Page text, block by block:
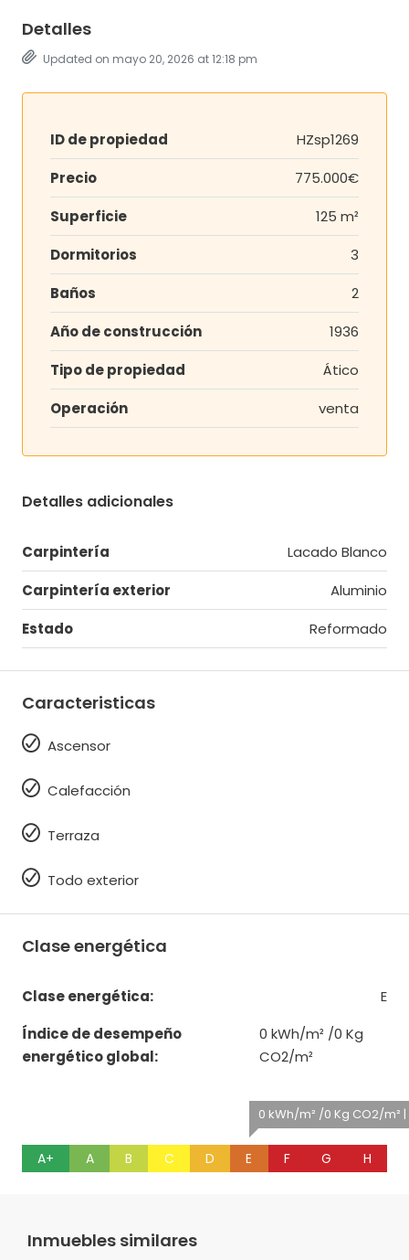
Detalles
Updated on mayo 20, 2026 at 12:18 pm
ID de propiedad
HZsp1269
Precio
775.000€
Superficie
125 m²
Dormitorios
3
Baños
2
Año de construcción
1936
Tipo de propiedad
Ático
Operación
venta
Detalles adicionales
Carpintería
Lacado Blanco
Carpintería exterior
Aluminio
Estado
Reformado
Caracteristicas
Ascensor
Calefacción
Terraza
Todo exterior
Clase energética
Clase energética:
E
Índice de desempeño
energético global:
0 kWh/m² /0 Kg
CO2/m²
A+ A B C D
0 kWh/m² /0 Kg CO2/m²
E F G H
Inmuebles similares